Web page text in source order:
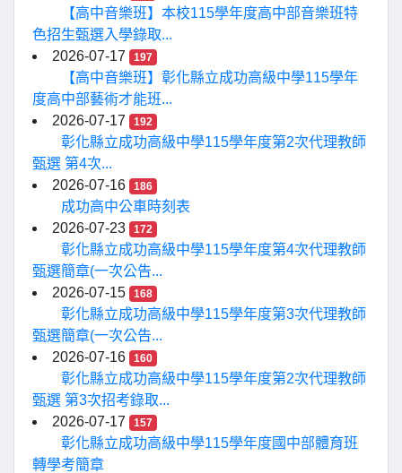
【高中音樂班】本校115學年度高中部音樂班特
色招生甄選入學錄取...
2026-07-17
197
【高中音樂班】彰化縣立成功高級中學115學年
度高中部藝術才能班...
2026-07-17
192
彰化縣立成功高級中學115學年度第2次代理教師
甄選 第4次...
2026-07-16
186
成功高中公車時刻表
2026-07-23
172
彰化縣立成功高級中學115學年度第4次代理教師
甄選簡章(一次公告...
2026-07-15
168
彰化縣立成功高級中學115學年度第3次代理教師
甄選簡章(一次公告...
2026-07-16
160
彰化縣立成功高級中學115學年度第2次代理教師
甄選 第3次招考錄取...
2026-07-17
157
彰化縣立成功高級中學115學年度國中部體育班
轉學考簡章